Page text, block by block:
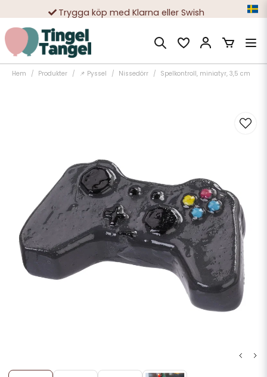
Trygga köp med Klarna eller Swish
10 000-tals nöjda kunder
Hem Produkter 📌 Pyssel Nissedörr Spelkontroll, miniatyr, 3,5 cm